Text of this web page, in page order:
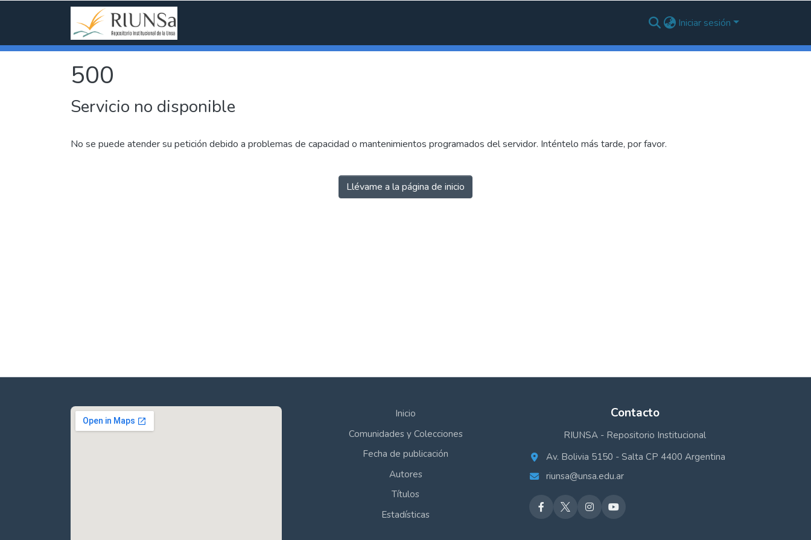
Iniciar sesión
500
Servicio no disponible
No se puede atender su petición debido a problemas de capacidad o mantenimientos programados del servidor. Inténtelo más tarde, por favor.
Llévame a la página de inicio
Inicio
Comunidades y Colecciones
Fecha de publicación
Autores
Títulos
Estadísticas
Contacto
RIUNSA - Repositorio Institucional
Av. Bolivia 5150 - Salta CP 4400 Argentina
riunsa@unsa.edu.ar